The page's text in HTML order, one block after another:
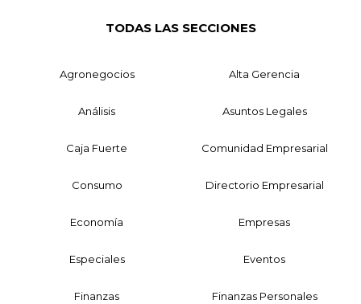
TODAS LAS SECCIONES
Agronegocios Alta Gerencia
Análisis Asuntos Legales
Caja Fuerte Comunidad Empresarial
Consumo Directorio Empresarial
Economía Empresas
Especiales Eventos
Finanzas Finanzas Personales